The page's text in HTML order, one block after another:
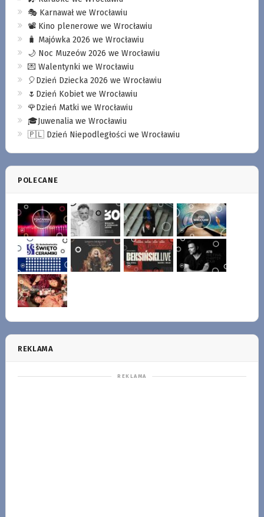
🎭 Karnawał we Wrocławiu
📽️ Kino plenerowe we Wrocławiu
🧳 Majówka 2026 we Wrocławiu
🌙 Noc Muzeów 2026 we Wrocławiu
💌 Walentynki we Wrocławiu
🎈Dzień Dziecka 2026 we Wrocławiu
🌷Dzień Kobiet we Wrocławiu
🌹Dzień Matki we Wrocławiu
🎓Juwenalia we Wrocławiu
🇵🇱 Dzień Niepodległości we Wrocławiu
POLECANE
REKLAMA